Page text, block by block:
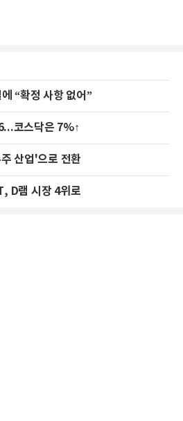
“확정 사항 없어”
코스닥은 7%↑
산업'으로 전환
D램 시장 4위로